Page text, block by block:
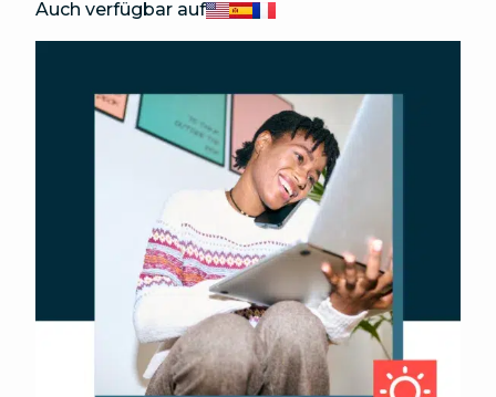
Auch verfügbar aufEnglish
Español
Français